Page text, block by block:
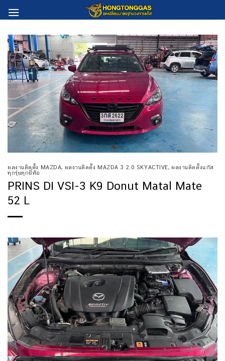
to
ผลงานติดตั้ง MAZDA, ผลงานติดตั้ง MAZDA 3 2.0 SKYACTIVE, ผลงานติดตั้งแก๊ส
ทุกรุ่นทุกยี่ห้อ
PRINS DI VSI-3 K9 Donut Matal Mate
52 L